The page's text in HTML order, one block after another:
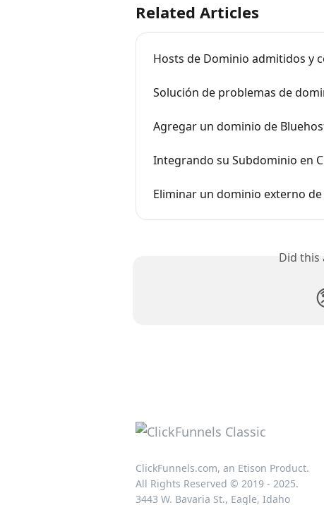
Related Articles
Hosts de Dominio admitidos y
Solución de problemas de
Agregar un dominio de
Integrando su Subdominio en
Eliminar un dominio externo de
Did this
ClickFunnels.com, an Etison Product.
All Rights Reserved © 2019 - 2025.
3443 W. Bavaria St., Eagle, Idaho